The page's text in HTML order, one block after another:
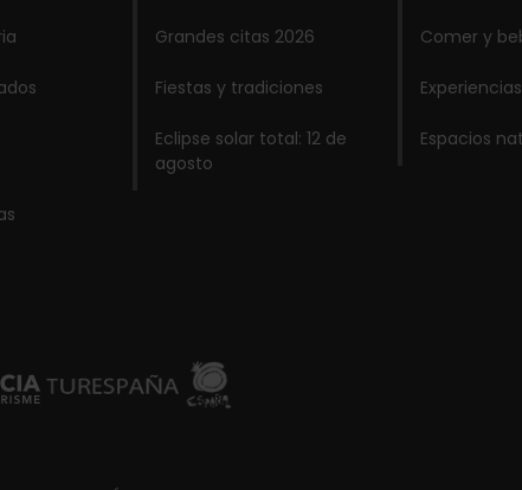
Grandes citas 2026
Fiestas y tradiciones
Eclipse solar total: 12 de
agosto
Comer y
Espacios